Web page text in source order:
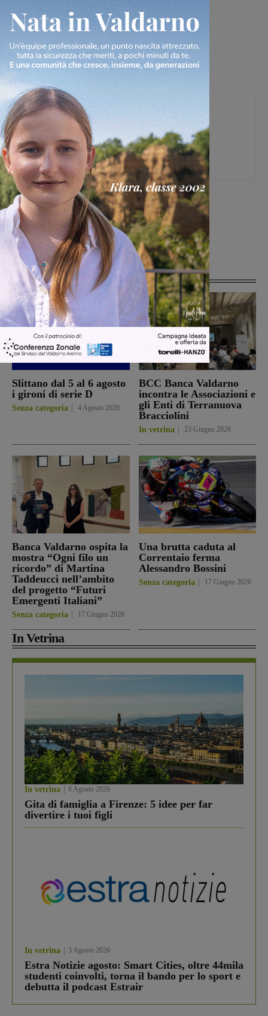
Articoli correlati
Slittano dal 5 al 6 agosto
i gironi di serie D
Senza categoria 4 Agosto 2026
BCC Banca Valdarno
incontra le Associazioni e
gli Enti di Terranuova
Bracciolini
In vetrina 23 Giugno 2026
Banca Valdarno ospita la
mostra “Ogni filo un
ricordo” di Martina
Taddeucci nell’ambito
del progetto “Futuri
Emergenti Italiani”
Senza categoria 17 Giugno 2026
Una brutta caduta al
Correntaio ferma
Alessandro Bossini
Senza categoria 17 Giugno 2026
In Vetrina
In vetrina 6 Agosto 2026
Gita di famiglia a Firenze: 5 idee per far
divertire i tuoi figli
In vetrina 3 Agosto 2026
Estra Notizie agosto: Smart Cities, oltre 44mila
studenti coinvolti, torna il bando per lo sport e
debutta il podcast Estrair
Facebook: Farm Shop Pizzeria
Instagram:Farmshoppizzeria
WhatsApp: 331.6424951
Telefono: 055.1985 0699 / 331.6424951
Email:pizzeria@tenutailpalagio.it
Redazione
[rp4wp limit=4]